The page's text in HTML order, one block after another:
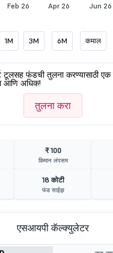
Feb 26 Apr 26 Jun 26
1M 3M 6M कमाल
टूलसह फंडची तुलना करण्यासाठी एक
आणि अधिक!
तुलना करा
₹ 100
किमान लंपसम
18 कोटी
फंड साईझ
एसआयपी कॅल्क्युलेटर